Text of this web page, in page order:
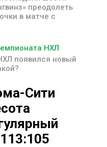
преодолеть
в матче с
НХЛ
появился новый
Сити
113:105